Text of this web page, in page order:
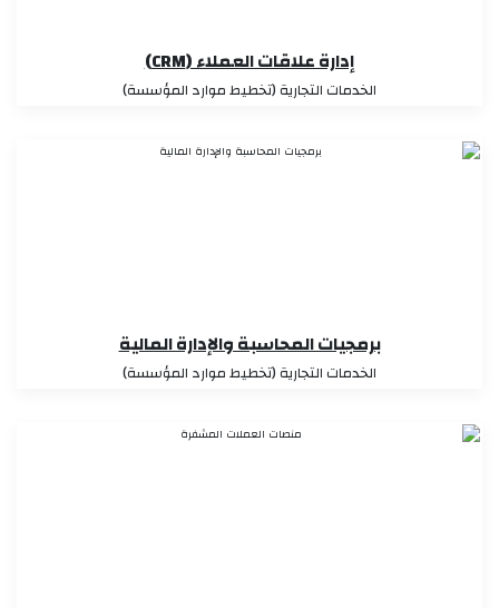
إدارة علاقات العملاء (CRM)
الخدمات التجارية (تخطيط موارد المؤسسة)
برمجيات المحاسبة والإدارة المالية
الخدمات التجارية (تخطيط موارد المؤسسة)